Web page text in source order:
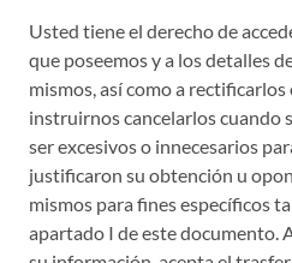
Usted tiene el derecho de
que poseemos y a los detalles
mismos, así como a
instruirnos cancelarlos cuando
ser excesivos o innecesarios
justificaron su obtención u
mismos para fines específicos
apartado I de este documento.